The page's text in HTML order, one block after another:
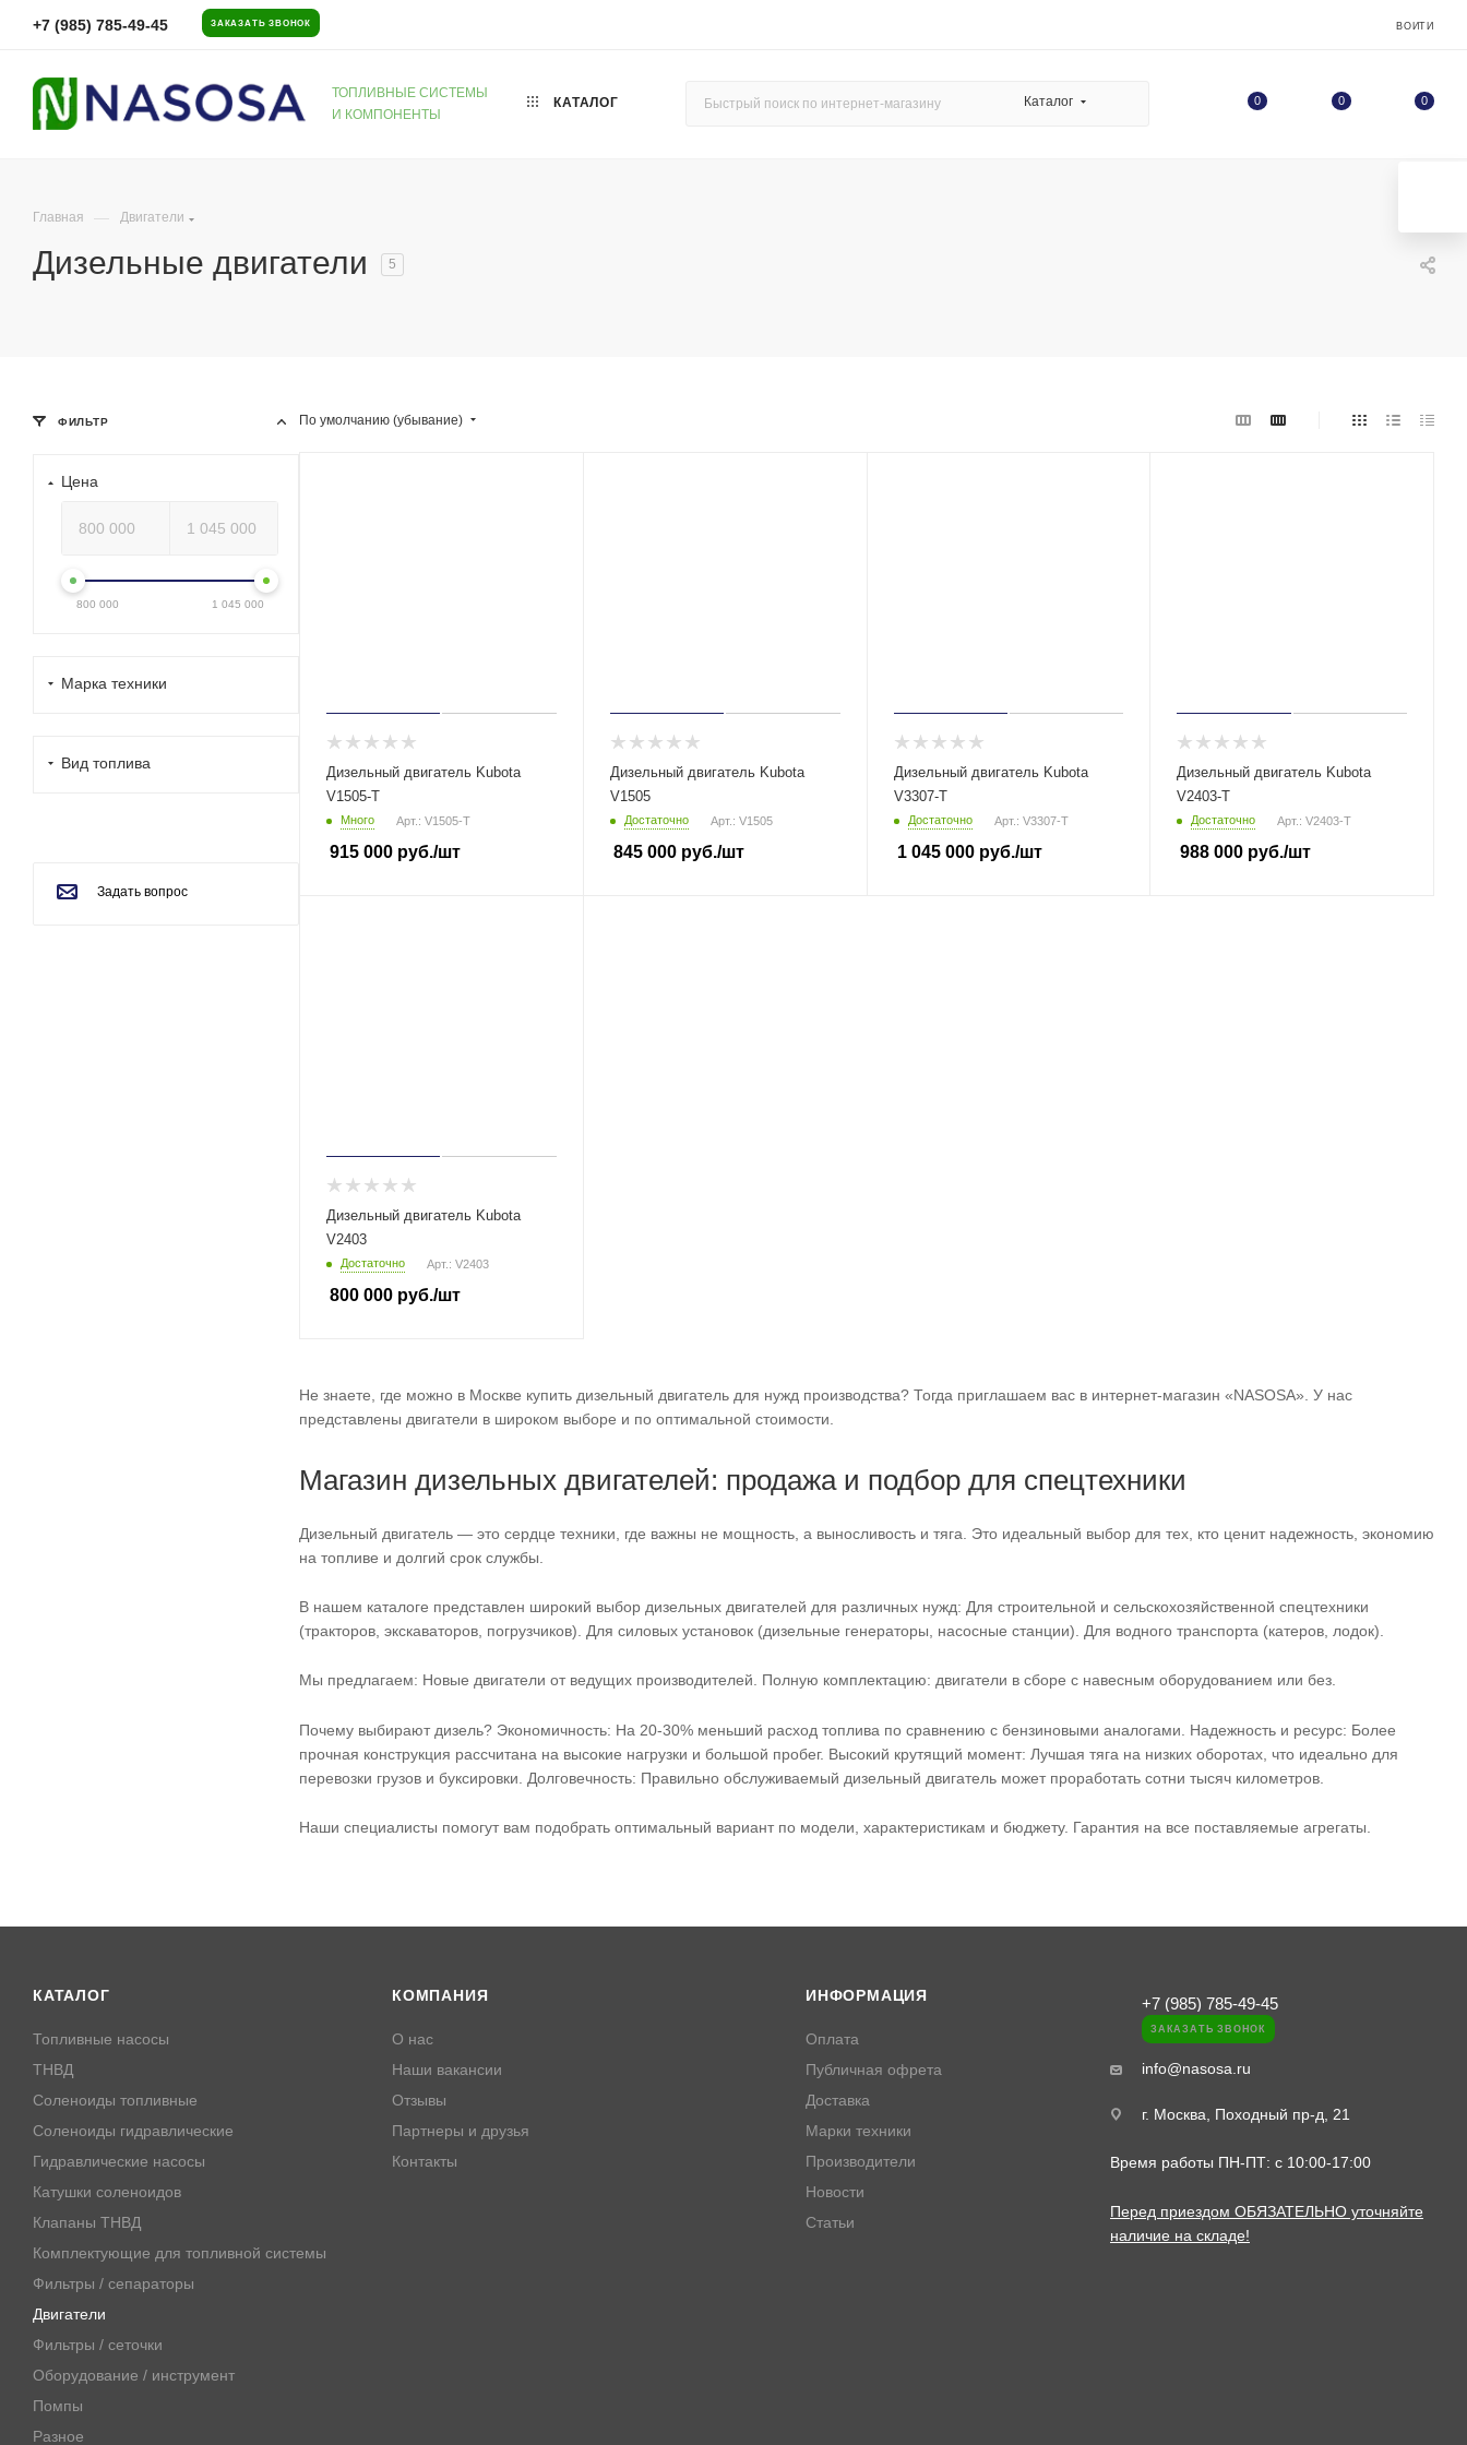
+7 (985) 785-49-45 ЗАКАЗАТЬ ЗВОНОК ВОЙТИ
ТОПЛИВНЫЕ СИСТЕМЫ
И КОМПОНЕНТЫ
КАТАЛОГ Каталог 0 0 0
Главная — Двигатели
Дизельные двигатели 5
По умолчанию (убывание)
Дизельный двигатель Kubota
V1505-T
Много Арт.: V1505-T
915 000 руб./шт
Дизельный двигатель Kubota
V1505
Достаточно Арт.: V1505
845 000руб./шт
Дизельный двигатель Kubota
V3307-T
Достаточно Арт.: V3307-T
1 045 000руб./шт
Дизельный двигатель Kubota
V2403-T
Достаточно Арт.: V2403-T
988 000 руб./шт
Дизельный двигатель Kubota
V2403
Достаточно Арт.: V2403
800 000 руб./шт
Не знаете, где можно в Москве купить дизельный двигатель для нужд производства? Тогда приглашаем вас в интернет-магазин «NASOSA». У нас
представлены двигатели в широком выборе и по оптимальной стоимости.
Магазин дизельных двигателей: продажа и подбор для спецтехники
Дизельный двигатель — это сердце техники, где важны не мощность, а выносливость и тяга. Это идеальный выбор для тех, кто ценит надежность, экономию
на топливе и долгий срок службы.
В нашем каталоге представлен широкий выбор дизельных двигателей для различных нужд: Для строительной и сельскохозяйственной спецтехники
(тракторов, экскаваторов, погрузчиков). Для силовых установок (дизельные генераторы, насосные станции). Для водного транспорта (катеров, лодок).
Мы предлагаем: Новые двигатели от ведущих производителей. Полную комплектацию: двигатели в сборе с навесным оборудованием или без.
Почему выбирают дизель? Экономичность: На 20-30% меньший расход топлива по сравнению с бензиновыми аналогами. Надежность и ресурс: Более
прочная конструкция рассчитана на высокие нагрузки и большой пробег. Высокий крутящий момент: Лучшая тяга на низких оборотах, что идеально для
перевозки грузов и буксировки. Долговечность: Правильно обслуживаемый дизельный двигатель может проработать сотни тысяч километров.
Наши специалисты помогут вам подобрать оптимальный вариант по модели, характеристикам и бюджету. Гарантия на все поставляемые агрегаты.
ФИЛЬТР
Цена
800 000 1 045 000
Марка техники
Вид топлива
Задать вопрос
КАТАЛОГ
Топливные насосы
ТНВД
Соленоиды топливные
Соленоиды гидравлические
Гидравлические насосы
Катушки соленоидов
Клапаны ТНВД
Комплектующие для топливной системы
Фильтры / сепараторы
Двигатели
Фильтры / сеточки
Оборудование / инструмент
Помпы
Разное
КОМПАНИЯ
О нас
Наши вакансии
Отзывы
Партнеры и друзья
Контакты
ИНФОРМАЦИЯ
Оплата
Публичная офрета
Доставка
Марки техники
Производители
Новости
Статьи
+7 (985) 785-49-45
ЗАКАЗАТЬ ЗВОНОК
info@nasosa.ru
г. Москва, Походный пр-д, 21
Время работы ПН-ПТ: с 10:00-17:00
Перед приездом ОБЯЗАТЕЛЬНО уточняйте
наличие на складе!